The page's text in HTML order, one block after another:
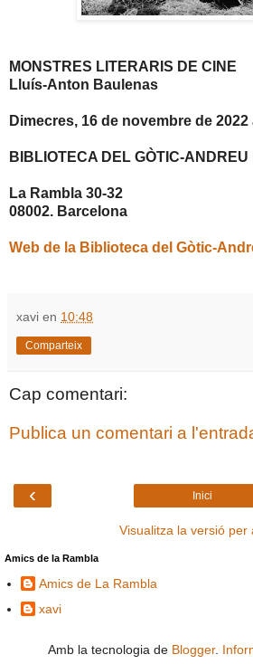
MONSTRES LITERARIS DE CINE
Lluís-Anton Baulenas
Dimecres, 16 de novembre de 2022
BIBLIOTECA DEL GÒTIC-ANDREU
La Rambla 30-32
08002. Barcelona
Web de la Biblioteca del Gòtic-
xavi en 10:48
Comparteix
Cap comentari:
Publica un comentari a
‹ Inici
Visualitza la versió per
Amics de la Rambla
Amics de La Rambla
xavi
Amb la tecnologia de Blogger.